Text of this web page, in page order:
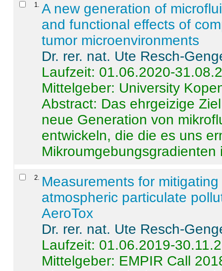
1
A new generation of
and functional effects of
tumor microenvironments
Dr. rer. nat. Ute Resch-
Laufzeit: 01.06.2020-
Mittelgeber: University
Abstract: Das ehrgeizige
neue Generation von
entwickeln, die die es uns
Mikroumgebungsgradienten
2
Measurements for
atmospheric particulate
AeroTox
Dr. rer. nat. Ute Resch-
Laufzeit: 01.06.2019-
Mittelgeber: EMPIR Call